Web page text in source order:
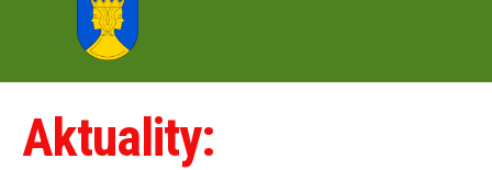
Aktuality: